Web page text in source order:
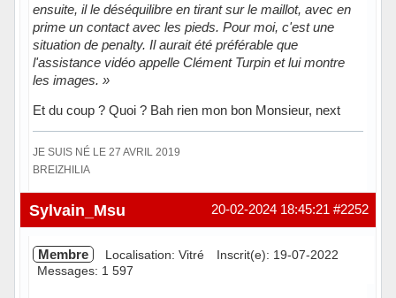
ensuite, il le déséquilibre en tirant sur le maillot, avec en
prime un contact avec les pieds. Pour moi, c'est une
situation de penalty. Il aurait été préférable que
l'assistance vidéo appelle Clément Turpin et lui montre
les images. »
Et du coup ? Quoi ? Bah rien mon bon Monsieur, next
JE SUIS NÉ LE 27 AVRIL 2019
BREIZHILIA
Hors ligne #2252
20-02-2024 18:45:21
Sylvain_Msu
Membre Localisation: Vitré
Inscrit(e): 19-07-2022
Messages: 1 597